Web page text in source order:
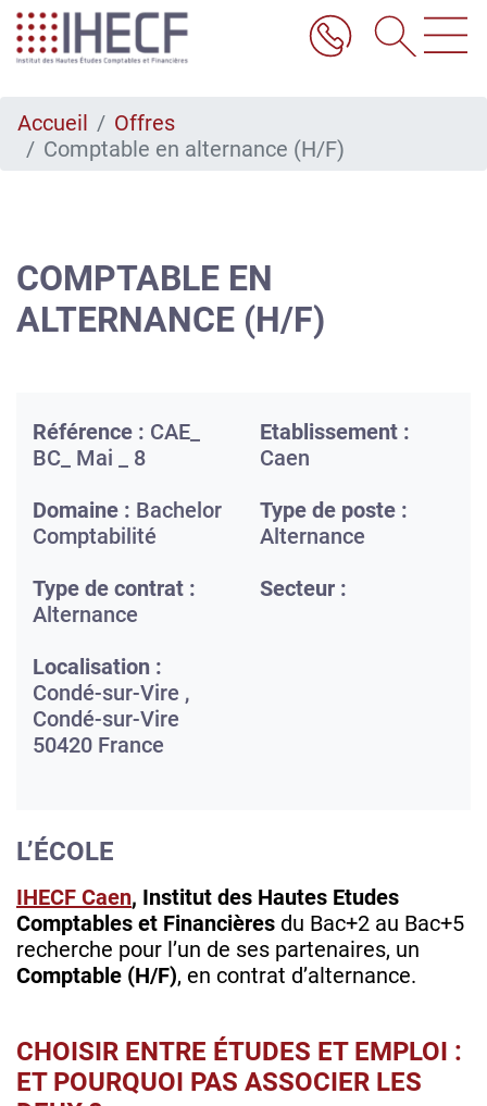
Aller
au
contenu
Accueil
Offres
Comptable en alternance (H/F)
COMPTABLE EN
ALTERNANCE (H/F)
Référence : CAE_
BC_ Mai _ 8
Etablissement :
Caen
Domaine : Bachelor
Comptabilité
Type de poste :
Alternance
Type de contrat :
Alternance
Secteur :
Localisation :
Condé-sur-Vire ,
Condé-sur-Vire
50420 France
L’ÉCOLE
IHECF Caen, Institut des Hautes Etudes
Comptables et Financières du Bac+2 au Bac+5
recherche pour l’un de ses partenaires, un
Comptable (H/F), en contrat d’alternance.
CHOISIR ENTRE ÉTUDES ET EMPLOI :
ET POURQUOI PAS ASSOCIER LES